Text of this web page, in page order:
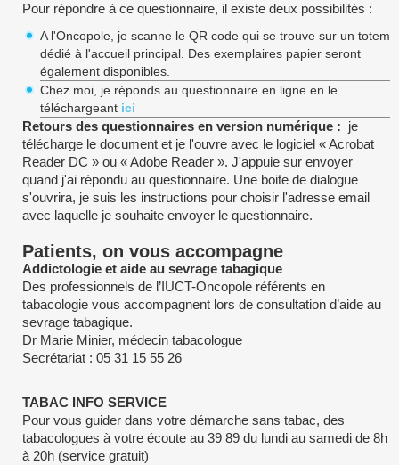
Pour répondre à ce questionnaire, il existe deux possibilités :
A l'Oncopole, je scanne le QR code qui se trouve sur un totem
dédié à l'accueil principal. Des exemplaires papier seront
également disponibles.
Chez moi, je réponds au questionnaire en ligne en le
téléchargeant ici
Retours des questionnaires en version numérique : je
télécharge le document et je l'ouvre avec le logiciel « Acrobat
Reader DC » ou « Adobe Reader ». J'appuie sur envoyer
quand j'ai répondu au questionnaire. Une boite de dialogue
s'ouvrira, je suis les instructions pour choisir l'adresse email
avec laquelle je souhaite envoyer le questionnaire.
Patients, on vous accompagne
Addictologie et aide au sevrage tabagique
Des professionnels de l’IUCT-Oncopole référents en
tabacologie vous accompagnent lors de consultation d’aide au
sevrage tabagique.
Dr Marie Minier, médecin tabacologue
Secrétariat : 05 31 15 55 26
TABAC INFO SERVICE
Pour vous guider dans votre démarche sans tabac, des
tabacologues à votre écoute au 39 89 du lundi au samedi de 8h
à 20h (service gratuit)